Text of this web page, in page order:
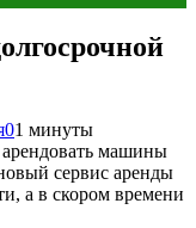
01 минуты
машины
сервис аренды
а в скором времени